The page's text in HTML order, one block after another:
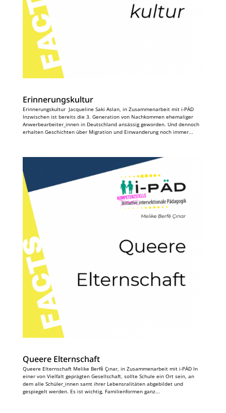
Erinnerungskultur
Erinnerungskultur Jacqueline Saki Aslan, in Zusammenarbeit mit i-PÄD
Inzwischen ist bereits die 3. Generation von Nachkommen ehemaliger
Anwerbearbeiter_innen in Deutschland ansässig geworden. Und dennoch
erhalten Geschichten über Migration und Einwanderung noch immer...
Queere Elternschaft
Queere Elternschaft Melike Berfê Çınar, in Zusammenarbeit mit i-PÄD In
einer von Vielfalt geprägten Gesellschaft, sollte Schule ein Ort sein, an
dem alle Schüler_innen samt ihrer Lebensralitäten abgebildet und
gespiegelt werden. Es ist wichtig, Familienformen ganz...